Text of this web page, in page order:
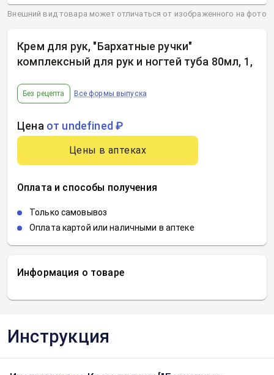
Информация о товаре
Крем для рук, "Бархатные ручки"
комплексный для рук и ногтей туба 80мл, 1 ,
Без рецепта Все формы выпуска
Цена от undefined ₽
Цены в аптеках
Оплата и способы получения
Только самовывоз
Оплата картой или наличными в аптеке
Внешний вид товара может отличаться от изображенного на фото
Инструкция